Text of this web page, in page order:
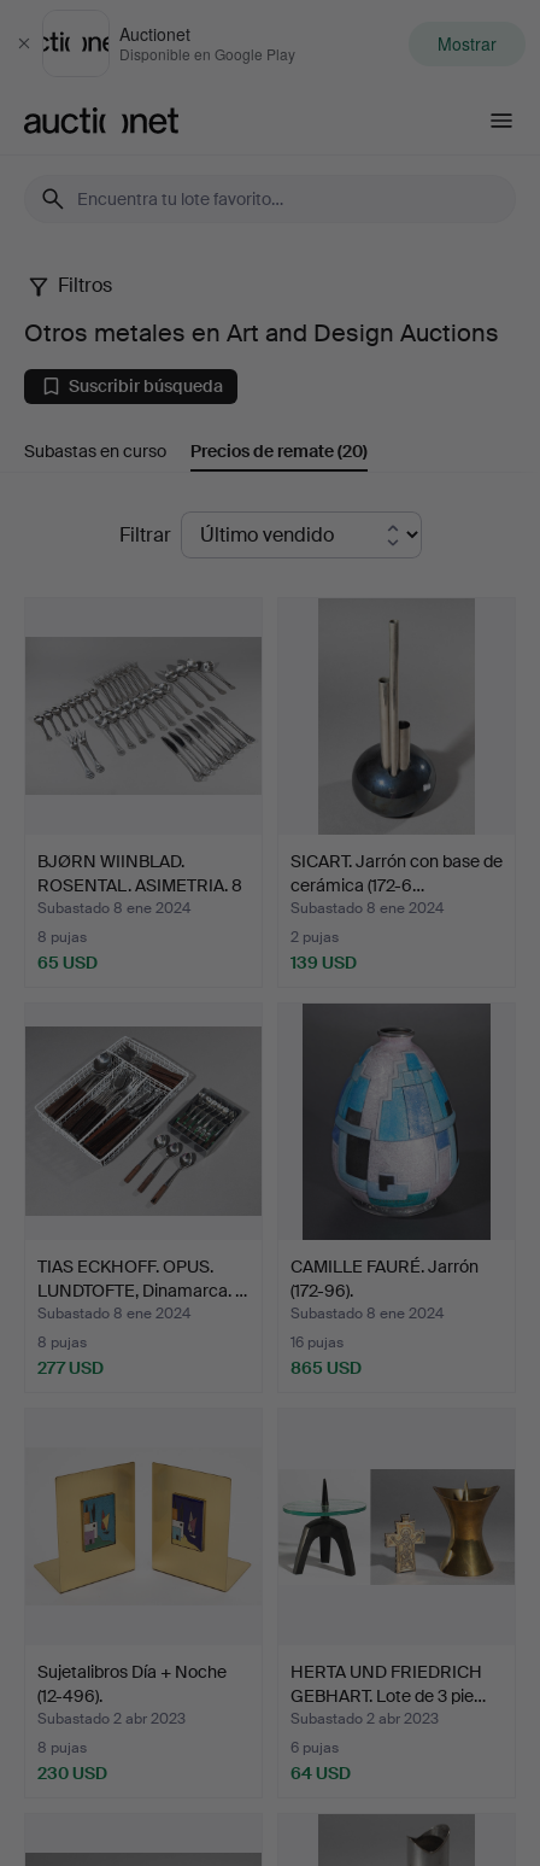
Cerrar
Auctionet
Disponible en Google Play Mostrar
Otros
metales
en
Art
Auctions
Filtros
Otros metales en Art and Design Auctions
Suscribir búsqueda
Subastas en curso Precios de remate(20)
Filtrar
BJØRN WIINBLAD.
ROSENTAL. ASIMETRIA. 8
per…
Subastado 8 ene 2024
8 pujas
65 USD
SICART. Jarrón con base de
cerámica (172-6…
Subastado 8 ene 2024
2 pujas
139 USD
TIAS ECKHOFF. OPUS.
LUNDTOFTE, Dinamarca. …
Subastado 8 ene 2024
8 pujas
277 USD
CAMILLE FAURÉ. Jarrón
(172-96).
Subastado 8 ene 2024
16 pujas
865 USD
Sujetalibros Día + Noche
(12-496).
Subastado 2 abr 2023
8 pujas
230 USD
HERTA UND FRIEDRICH
GEBHART. Lote de 3 pie…
Subastado 2 abr 2023
6 pujas
64 USD